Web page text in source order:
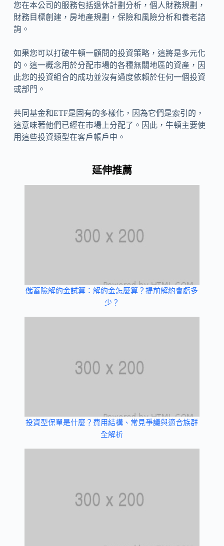
您在本公司的服務包括退休計劃分析，個人財務規劃，
財務目標創建，房地產規劃，保險和風險分析和養老諮
詢。
如果您可以打破牛頓一顧問的投資策略，這將是多元化
的。這一概念用於分配市場的各種無關地區的資產，因
此您的投資組合的成功並沒有過度依賴於任何一個投資
或部門。
共同基金和ETF是固有的多樣化，因為它們是索引的，
這意味著他們已經在市場上分配了。因此，牛頓主要使
用這些投資類型在客戶帳戶中。
延伸推薦
儲蓄險解約金試算：解約金怎麼算？提前解約會虧多
少？
投資型保單是什麼？費用結構、常見爭議與適合族群
全解析